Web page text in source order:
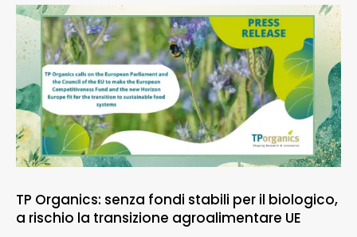
TP Organics: senza fondi stabili per il biologico,
a rischio la transizione agroalimentare UE